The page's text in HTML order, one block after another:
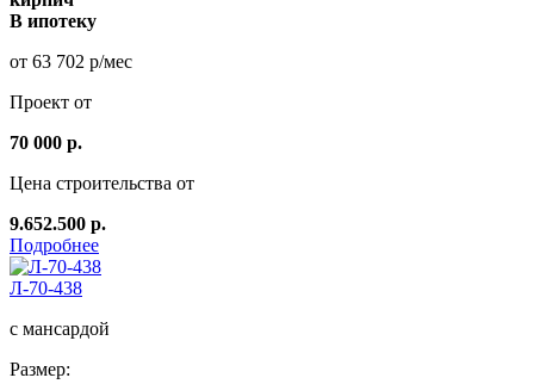
В ипотеку
от 63 702 р/мес
Проект от
70 000 р.
Цена строительства от
9.652.500 р.
Подробнее
Л-70-438
с мансардой
Размер: